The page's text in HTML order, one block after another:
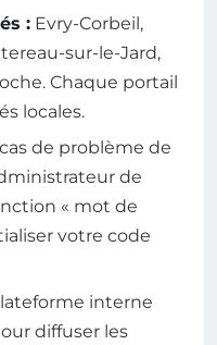
: Evry-Corbeil,
sur-le-Jard,
Chaque portail
locales.
de problème de
de
« mot de
votre code
interne
diffuser les